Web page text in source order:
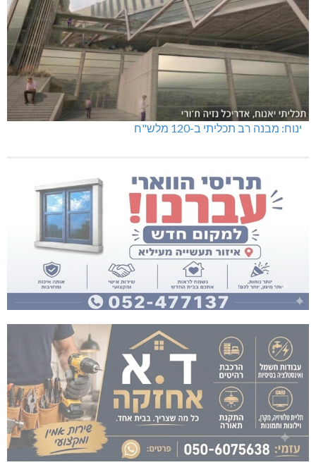
ינוח: מבנה רב תכליתי ב-120 מלש"ח